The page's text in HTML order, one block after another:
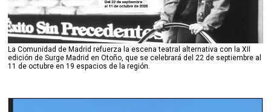
La Comunidad de Madrid refuerza la escena teatral alternativa con la XII
edición de Surge Madrid en Otoño, que se celebrará del 22 de septiembre al
11 de octubre en 19 espacios de la región.